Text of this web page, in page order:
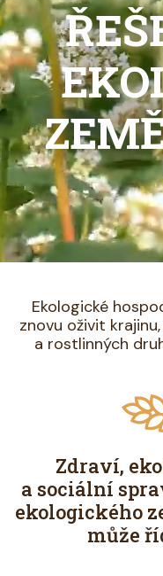
Ekologické
znovu oživit
a rostlinných
Zdraví,
a sociální
ekologického
může